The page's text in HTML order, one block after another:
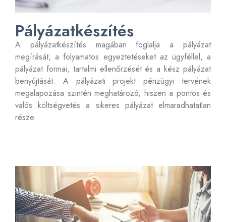
Pályázatkészítés
A pályázatkészítés magában foglalja a pályázat
megírását, a folyamatos egyeztetéseket az ügyféllel, a
pályázat formai, tartalmi ellenőrzését és a kész pályázat
benyújtását. A pályázati projekt pénzügyi tervének
megalapozása szintén meghatározó, hiszen a pontos és
valós költségvetés a sikeres pályázat elmaradhatatlan
része.